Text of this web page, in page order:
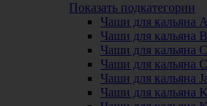
Показать подкатегории
Чаши для кальяна
Чаши для кальяна
Чаши для кальяна
Чаши для кальяна
Чаши для кальяна
Чаши для кальяна